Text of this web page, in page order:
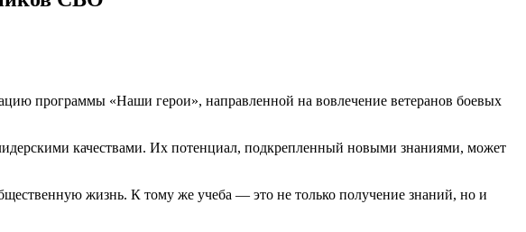
программы «Наши герои», направленной на вовлечение ветеранов боевых
качествами. Их потенциал, подкрепленный новыми знаниями, может
жизнь. К тому же учеба — это не только получение знаний, но и